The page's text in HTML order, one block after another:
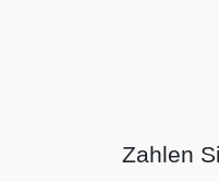
Zahlen